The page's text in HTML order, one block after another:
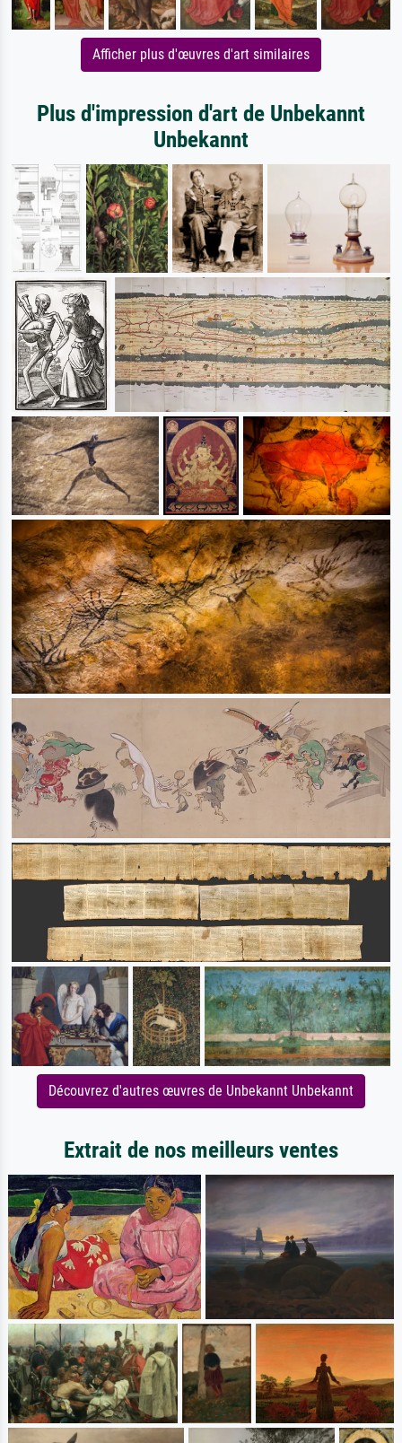
Afficher plus d'œuvres d'art similaires
Plus d'impression d'art de Unbekannt
Unbekannt
Découvrez d'autres œuvres de Unbekannt Unbekannt
Extrait de nos meilleurs ventes